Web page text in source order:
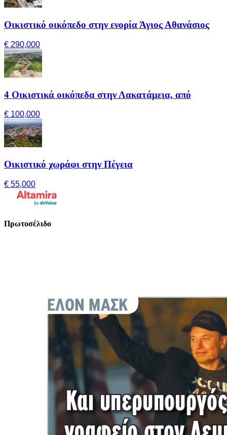
Οικιστικό οικόπεδο στην ενορία Άγιος Αθανάσιος
€ 290,000
4 Οικιστικά οικόπεδα στην Λακατάμεια, από
€ 100,000
Οικιστικό χωράφι στην Πέγεια
€ 55,000
Πρωτοσέλιδο